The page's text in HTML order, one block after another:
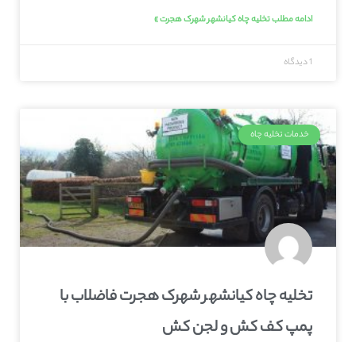
ادامه مطلب تخلیه چاه کیانشهر شهرک هجرت »
1 دیدگاه
خدمات تخلیه چاه
تخلیه چاه کیانشهر شهرک هجرت فاضلاب با
پمپ کف کش و لجن کش